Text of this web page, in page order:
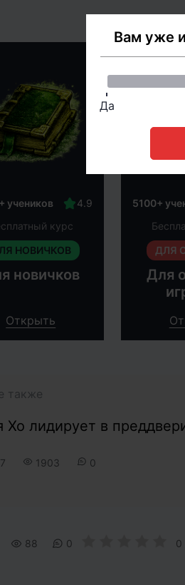
учеников
курс
НОВИЧКОВ
новичков
Открыть
5100+
ДЛЯ
Для
также
Хо лидирует в
1903 0
88 0 0
Вам уже
Да